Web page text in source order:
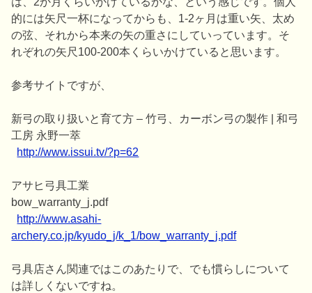
的には矢尺一杯になってからも、1-2ヶ月は重い矢、太め
の弦、それから本来の矢の重さにしていっています。そ
れぞれの矢尺100-200本くらいかけていると思います。
参考サイトですが、
新弓の取り扱いと育て方 – 竹弓、カーボン弓の製作 | 和弓
工房 永野一萃
http://www.issui.tv/?p=62
アサヒ弓具工業
bow_warranty_j.pdf
http://www.asahi-
archery.co.jp/kyudo_j/k_1/bow_warranty_j.pdf
弓具店さん関連ではこのあたりで、でも慣らしについて
は詳しくないですね。